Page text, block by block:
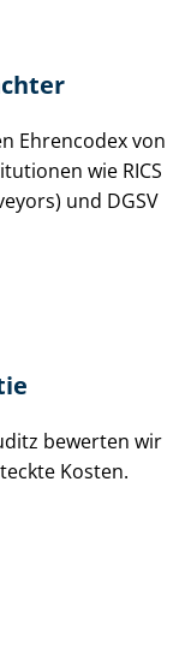
Ehrencodex von
wie RICS
und DGSV
bewerten wir
Kosten.